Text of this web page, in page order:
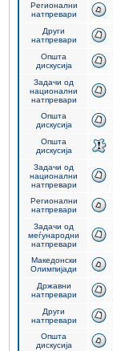
Регионални
натпревари
Други
натпревари
Општа
дискусија
Задачи од
национални
натпревари
Општа
дискусија
Општа
дискусија
Задачи од
национални
натпревари
Регионални
натпревари
Задачи од
меѓународни
натпревари
Македонски
Олимпијади
Државни
натпревари
Други
натпревари
Општа
дискусија